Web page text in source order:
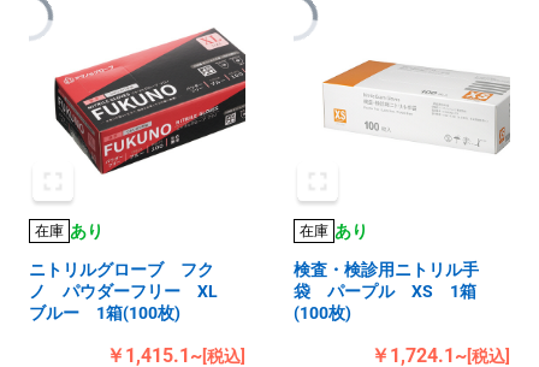
在庫 あり
ニトリルグローブ フク
ノ パウダーフリー XL
ブルー 1箱(100枚)
￥1,415.1~[税込]
在庫 あり
検査・検診用ニトリル手
袋 パープル XS 1箱
(100枚)
￥1,724.1~[税込]